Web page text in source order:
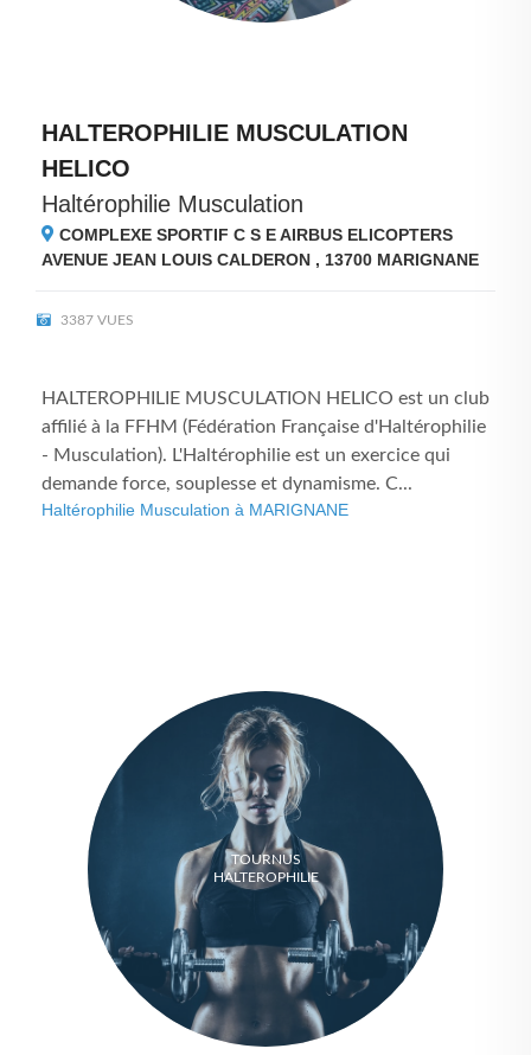
HALTEROPHILIE MUSCULATION
HELICO
Haltérophilie Musculation
COMPLEXE SPORTIF C S E AIRBUS ELICOPTERS
AVENUE JEAN LOUIS CALDERON , 13700 MARIGNANE
3387 VUES
HALTEROPHILIE MUSCULATION HELICO est un club
affilié à la FFHM (Fédération Française d'Haltérophilie
- Musculation). L'Haltérophilie est un exercice qui
demande force, souplesse et dynamisme. C...
Haltérophilie Musculation à MARIGNANE
TOURNUS
HALTEROPHILIE